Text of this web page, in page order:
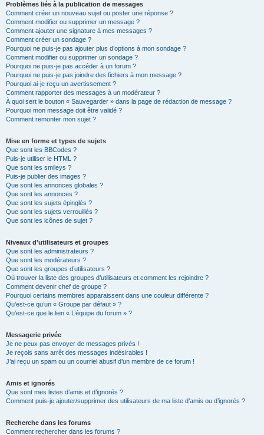
Problèmes liés à la publication de messages
Comment créer un nouveau sujet ou poster une réponse ?
Comment modifier ou supprimer un message ?
Comment ajouter une signature à mes messages ?
Comment créer un sondage ?
Pourquoi ne puis-je pas ajouter plus d’options à mon sondage ?
Comment modifier ou supprimer un sondage ?
Pourquoi ne puis-je pas accéder à un forum ?
Pourquoi ne puis-je pas joindre des fichiers à mon message ?
Pourquoi ai-je reçu un avertissement ?
Comment rapporter des messages à un modérateur ?
À quoi sert le bouton « Sauvegarder » dans la page de rédaction de message ?
Pourquoi mon message doit être validé ?
Comment remonter mon sujet ?
Mise en forme et types de sujets
Que sont les BBCodes ?
Puis-je utiliser le HTML ?
Que sont les smileys ?
Puis-je publier des images ?
Que sont les annonces globales ?
Que sont les annonces ?
Que sont les sujets épinglés ?
Que sont les sujets verrouillés ?
Que sont les icônes de sujet ?
Niveaux d’utilisateurs et groupes
Que sont les administrateurs ?
Que sont les modérateurs ?
Que sont les groupes d’utilisateurs ?
Où trouver la liste des groupes d’utilisateurs et comment les rejoindre ?
Comment devenir chef de groupe ?
Pourquoi certains membres apparaissent dans une couleur différente ?
Qu’est-ce qu’un « Groupe par défaut » ?
Qu’est-ce que le lien « L’équipe du forum » ?
Messagerie privée
Je ne peux pas envoyer de messages privés !
Je reçois sans arrêt des messages indésirables !
J’ai reçu un spam ou un courriel abusif d’un membre de ce forum !
Amis et ignorés
Que sont mes listes d’amis et d’ignorés ?
Comment puis-je ajouter/supprimer des utilisateurs de ma liste d’amis ou d’ignorés ?
Recherche dans les forums
Comment rechercher dans les forums ?